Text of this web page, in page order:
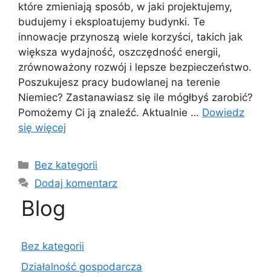
które zmieniają sposób, w jaki projektujemy,
budujemy i eksploatujemy budynki. Te
innowacje przynoszą wiele korzyści, takich jak
większa wydajność, oszczędność energii,
zrównoważony rozwój i lepsze bezpieczeństwo.
Poszukujesz pracy budowlanej na terenie
Niemiec? Zastanawiasz się ile mógłbyś zarobić?
Pomożemy Ci ją znaleźć. Aktualnie … Dowiedz
się więcej
Kategorie
Bez kategorii
Dodaj komentarz
Blog
Bez kategorii
Działalność gospodarcza